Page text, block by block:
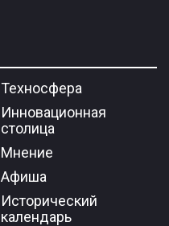
Техносфера
Инновационная
столица
Мнение
Афиша
Исторический
календарь